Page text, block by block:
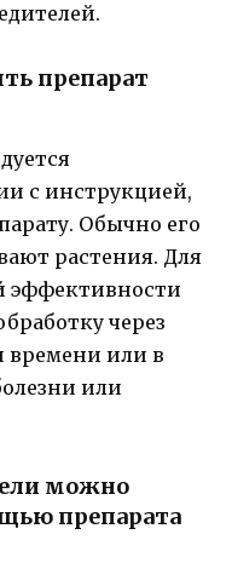
препарат
с инструкцией,
Обычно его
растения. Для
эффективности
через
времени или в
или
можно
препарата